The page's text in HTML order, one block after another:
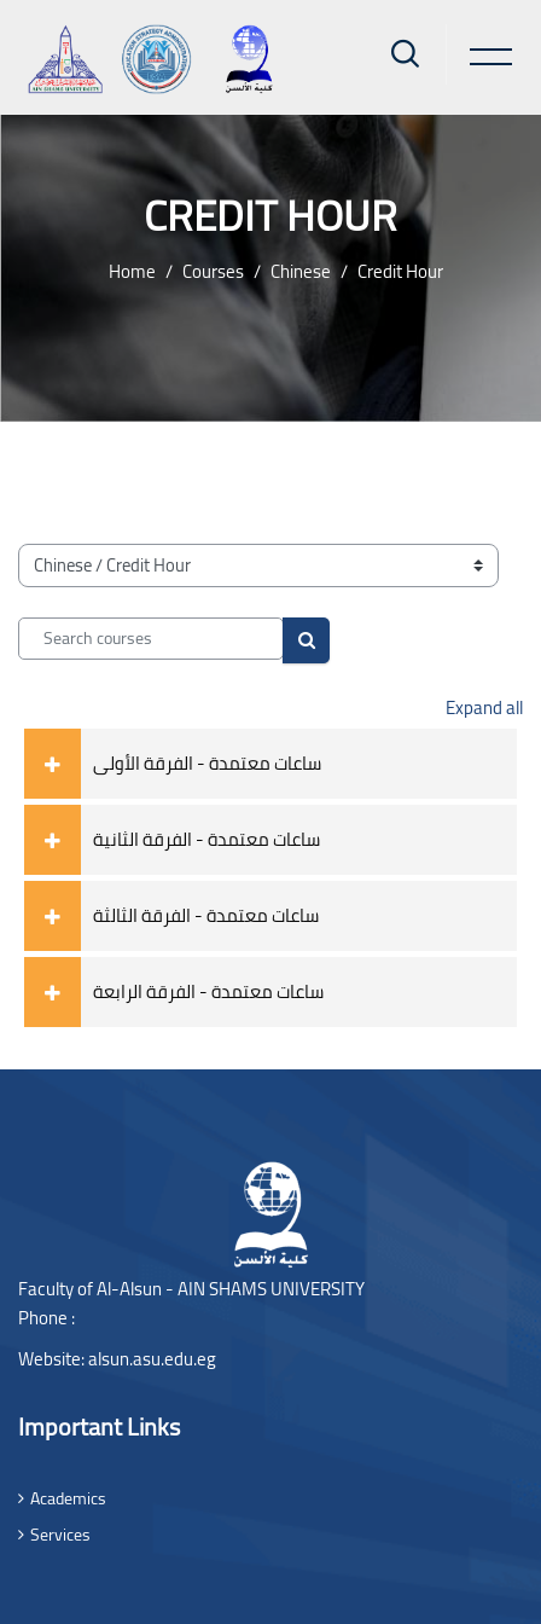
CREDIT HOUR
Home Courses Chinese Credit Hour
Blocks
Course categories
Search courses
Search courses
Expand all
ساعات معتمدة - الفرقة الأولى
ساعات معتمدة - الفرقة الثانية
ساعات معتمدة - الفرقة الثالثة
ساعات معتمدة - الفرقة الرابعة
Blocks
Faculty of Al-Alsun - AIN SHAMS UNIVERSITY
Phone :
Website:alsun.asu.edu.eg
Important Links
Academics
Services